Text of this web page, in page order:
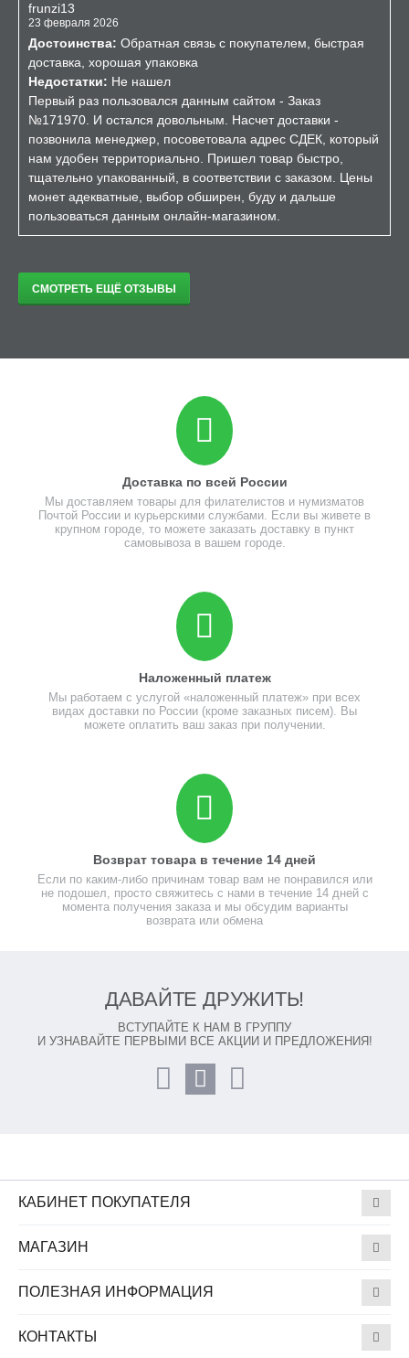
frunzi13
23 февраля 2026
Достоинства: Обратная связь с покупателем, быстрая
доставка, хорошая упаковка
Недостатки: Не нашел
Первый раз пользовался данным сайтом - Заказ
№171970. И остался довольным. Насчет доставки -
позвонила менеджер, посоветовала адрес СДЕК, который
нам удобен территориально. Пришел товар быстро,
тщательно упакованный, в соответствии с заказом. Цены
монет адекватные, выбор обширен, буду и дальше
пользоваться данным онлайн-магазином.
СМОТРЕТЬ ЕЩЁ ОТЗЫВЫ
Доставка по всей России
Мы доставляем товары для филателистов и нумизматов
Почтой России и курьерскими службами. Если вы живете в
крупном городе, то можете заказать доставку в пункт
самовывоза в вашем городе.
Наложенный платеж
Мы работаем с услугой «наложенный платеж» при всех
видах доставки по России (кроме заказных писем). Вы
можете оплатить ваш заказ при получении.
Возврат товара в течение 14 дней
Если по каким-либо причинам товар вам не понравился или
не подошел, просто свяжитесь с нами в течение 14 дней с
момента получения заказа и мы обсудим варианты
возврата или обмена
ДАВАЙТЕ ДРУЖИТЬ!
ВСТУПАЙТЕ К НАМ В ГРУППУ
И УЗНАВАЙТЕ ПЕРВЫМИ ВСЕ АКЦИИ И ПРЕДЛОЖЕНИЯ!
КАБИНЕТ ПОКУПАТЕЛЯ
МАГАЗИН
ПОЛЕЗНАЯ ИНФОРМАЦИЯ
КОНТАКТЫ